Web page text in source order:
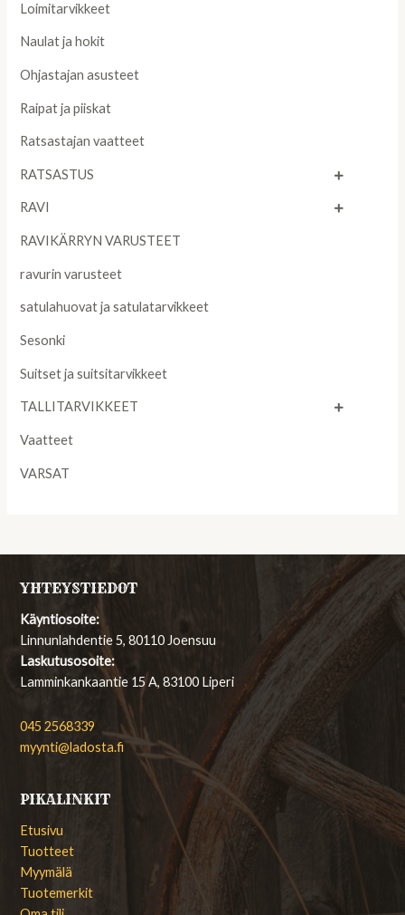
Loimitarvikkeet
Naulat ja hokit
Ohjastajan asusteet
Raipat ja piiskat
Ratsastajan vaatteet
RATSASTUS
RAVI
RAVIKÄRRYN VARUSTEET
ravurin varusteet
satulahuovat ja satulatarvikkeet
Sesonki
Suitset ja suitsitarvikkeet
TALLITARVIKKEET
Vaatteet
VARSAT
YHTEYSTIEDOT
Käyntiosoite:
Linnunlahdentie 5, 80110 Joensuu
Laskutusosoite:
Lamminkankaantie 15 A, 83100 Liperi
045 2568339
myynti@ladosta.fi
PIKALINKIT
Etusivu
Tuotteet
Myymälä
Tuotemerkit